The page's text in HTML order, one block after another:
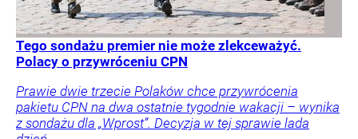
Tego sondażu premier nie może zlekceważyć.
Polacy o przywróceniu CPN
Prawie dwie trzecie Polaków chce przywrócenia
pakietu CPN na dwa ostatnie tygodnie wakacji – wynika
z sondażu dla „Wprost”. Decyzja w tej sprawie lada